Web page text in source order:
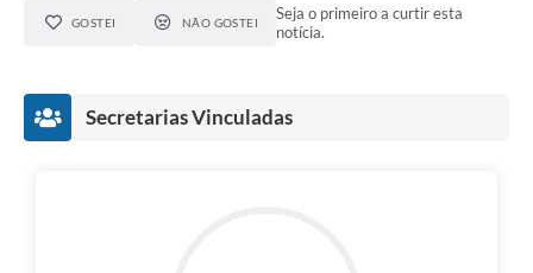
GOSTEI NÃO GOSTEI
Seja o primeiro a curtir esta
notícia.
Secretarias Vinculadas